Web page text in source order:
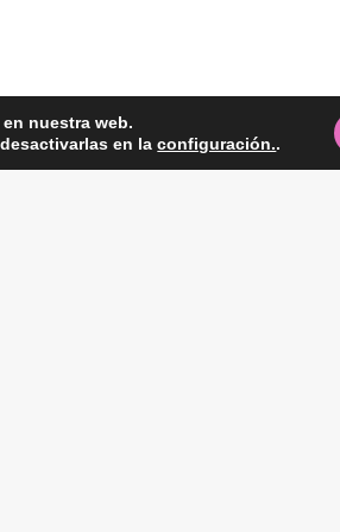
nuestra web.
en laconfiguración..